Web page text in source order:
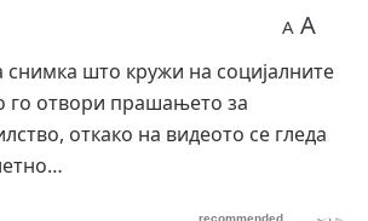
A A
што кружи на социјалните
отвори прашањето за
откако на видеото се гледа